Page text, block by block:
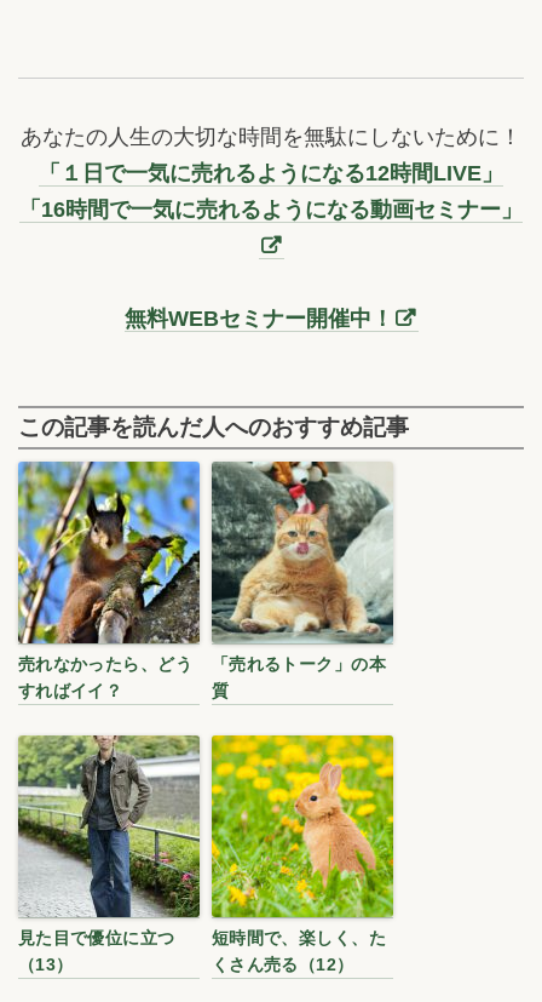
あなたの人生の大切な時間を無駄にしないために！
「１日で一気に売れるようになる12時間LIVE」
「16時間で一気に売れるようになる動画セミナー」
無料WEBセミナー開催中！
この記事を読んだ人へのおすすめ記事
売れなかったら、どう
すればイイ？
「売れるトーク」の本
質
見た目で優位に立つ
（13）
短時間で、楽しく、た
くさん売る（12）